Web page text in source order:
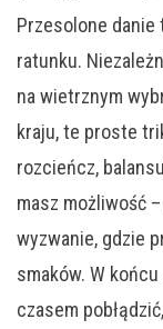
Przesolone danie
ratunku.
na wietrznym
kraju, te proste
rozcieńcz,
masz możliwość
wyzwanie, gdzie
smaków. W
czasem